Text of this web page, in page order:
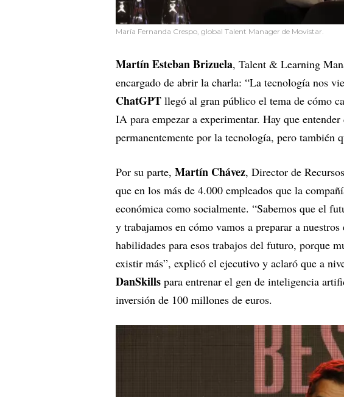
María Fernanda Crespo, global Talent Manager de Movistar.
Martín Esteban Brizuela, Talent & Learning
encargado de abrir la charla: “La tecnología nos
ChatGPT llegó al gran público el tema de cómo
IA para empezar a experimentar. Hay que
permanentemente por la tecnología, pero también
Por su parte, Martín Chávez, Director de
que en los más de 4.000 empleados que la
económica como socialmente. “Sabemos que el
y trabajamos en cómo vamos a preparar a
habilidades para esos trabajos del futuro, porque
existir más”, explicó el ejecutivo y aclaró que a
DanSkills para entrenar el gen de inteligencia
inversión de 100 millones de euros.